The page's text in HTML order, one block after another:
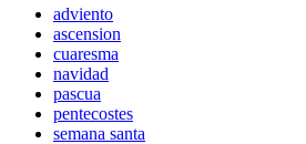
adviento
ascension
cuaresma
navidad
pascua
pentecostes
semana santa